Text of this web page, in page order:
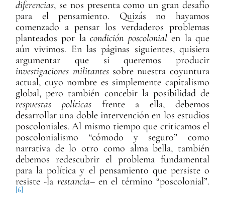
diferencias, se nos presenta como un gran desafío
para el pensamiento. Quizás no hayamos
comenzado a pensar los verdaderos problemas
planteados por lacondición poscolonialen la que
aún vivimos. En las páginas siguientes, quisiera
argumentar que si queremos producir
investigaciones militantessobre nuestra coyuntura
actual, cuyo nombre es simplemente capitalismo
global, pero también concebir la posibilidad de
respuestas políticasfrente a ella, debemos
desarrollar una doble intervención en los estudios
poscoloniales. Al mismo tiempo que criticamos el
poscolonialismo “cómodo y seguro” como
narrativa de lo otro como alma bella, también
debemos redescubrir el problema fundamental
para la política y el pensamiento que persiste o
resiste -la restancia– en el término “poscolonial”.
[6]